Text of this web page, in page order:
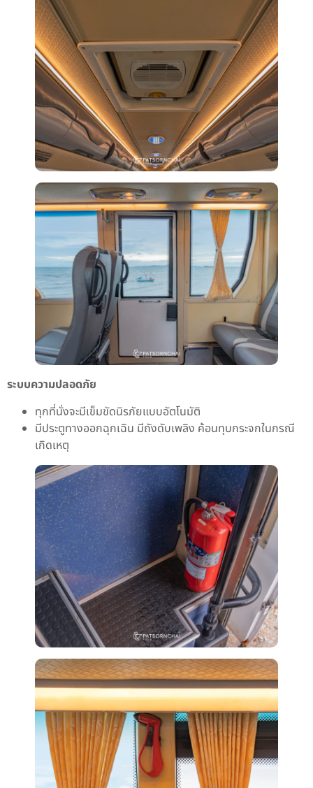
ระบบความปลอดภัย
ทุกที่นั่งจะมีเข็มขัดนิรภัยแบบอัตโนมัติ
มีประตูทางออกฉุกเฉิน มีถังดับเพลิง ค้อนทุบกระจกในกรณี
เกิดเหตุ